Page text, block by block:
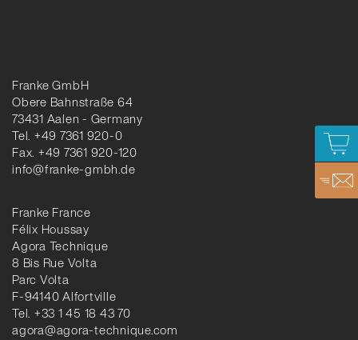
Franke GmbH
Obere Bahnstraße 64
73431 Aalen - Germany
Tel. +49 7361 920-0
Fax. +49 7361 920-120
info@franke-gmbh.de
Franke France
Félix Houssay
Agora Technique
8 Bis Rue Volta
Parc Volta
F-94140 Alfortville
Tel. +33 1 45 18 43 70
agora@agora-technique.com